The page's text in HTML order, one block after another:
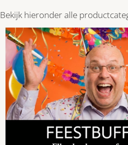
Bekijk hieronder alle